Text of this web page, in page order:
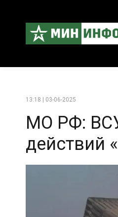
13:18 | 03-06-2025
МО РФ:
действий